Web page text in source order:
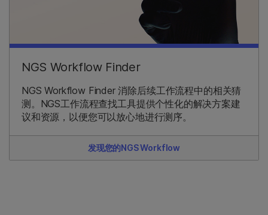
NGS Workflow Finder
NGS Workflow Finder 消除后续工作流程中的相关猜
测。NGS工作流程查找工具提供个性化的解决方案建
议和资源，以便您可以放心地进行测序。
发现您的NGS Workflow